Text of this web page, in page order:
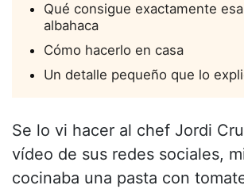
Qué consigue exactamente
albahaca
Cómo hacerlo en casa
Un detalle pequeño que lo
Se lo vi hacer al chef Jordi
vídeo de sus redes sociales,
cocinaba una pasta con